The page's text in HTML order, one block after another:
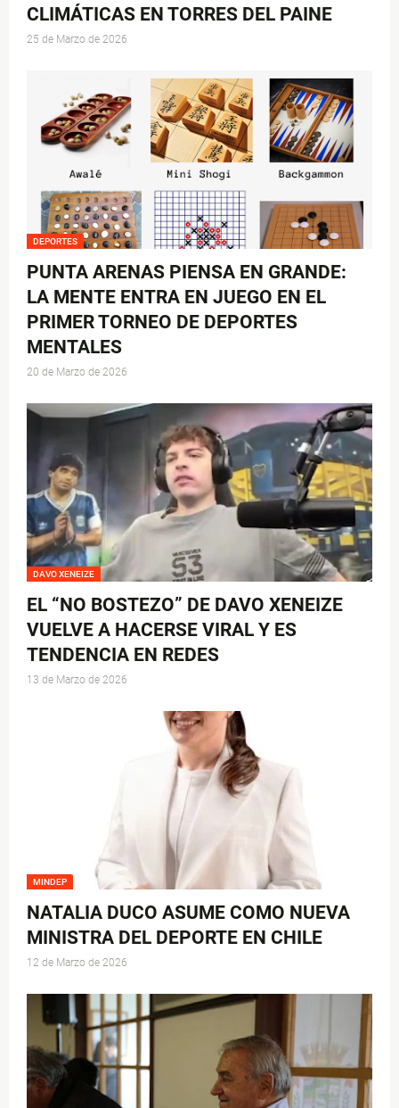
CLIMÁTICAS EN TORRES DEL PAINE
25 de Marzo de 2026
DEPORTES
PUNTA ARENAS PIENSA EN GRANDE:
LA MENTE ENTRA EN JUEGO EN EL
PRIMER TORNEO DE DEPORTES
MENTALES
20 de Marzo de 2026
DAVO XENEIZE
EL “NO BOSTEZO” DE DAVO XENEIZE
VUELVE A HACERSE VIRAL Y ES
TENDENCIA EN REDES
13 de Marzo de 2026
MINDEP
NATALIA DUCO ASUME COMO NUEVA
MINISTRA DEL DEPORTE EN CHILE
12 de Marzo de 2026